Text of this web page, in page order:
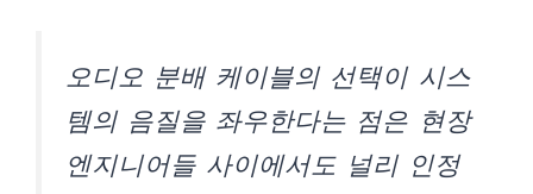
오디오 분배 케이블의 선택이 시스
템의 음질을 좌우한다는 점은 현장
엔지니어들 사이에서도 널리 인정